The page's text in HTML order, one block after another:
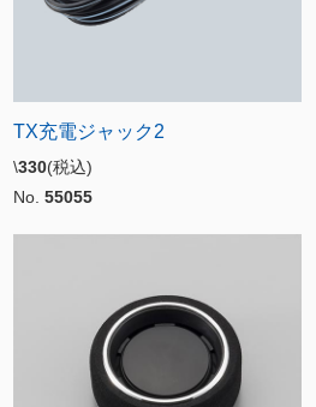
TX充電ジャック2
\330(税込)
No. 55055